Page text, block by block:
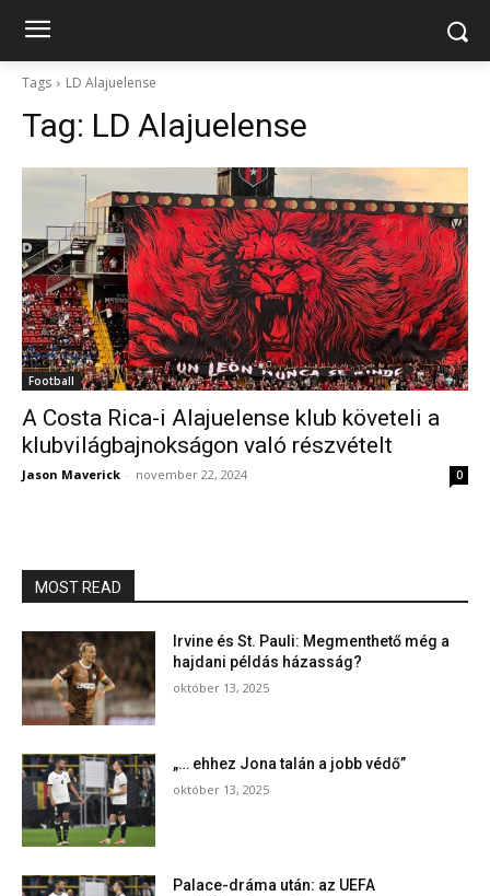
Tags LD Alajuelense
Tag: LD Alajuelense
Football
A Costa Rica-i Alajuelense klub követeli a
klubvilágbajnokságon való részvételt
Jason Maverick - november 22, 2024 0
MOST READ
Irvine és St. Pauli: Megmenthető még a
hajdani példás házasság?
október 13, 2025
„… ehhez Jona talán a jobb védő”
október 13, 2025
Palace-dráma után: az UEFA